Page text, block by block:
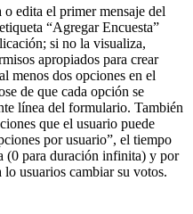
edita el primer mensaje del
“Agregar Encuesta”
si no la visualiza,
apropiados para crear
menos dos opciones en el
de que cada opción se
línea del formulario. También
que el usuario puede
por usuario”, el tiempo
(0 para duración infinita) y por
usuarios cambiar su votos.